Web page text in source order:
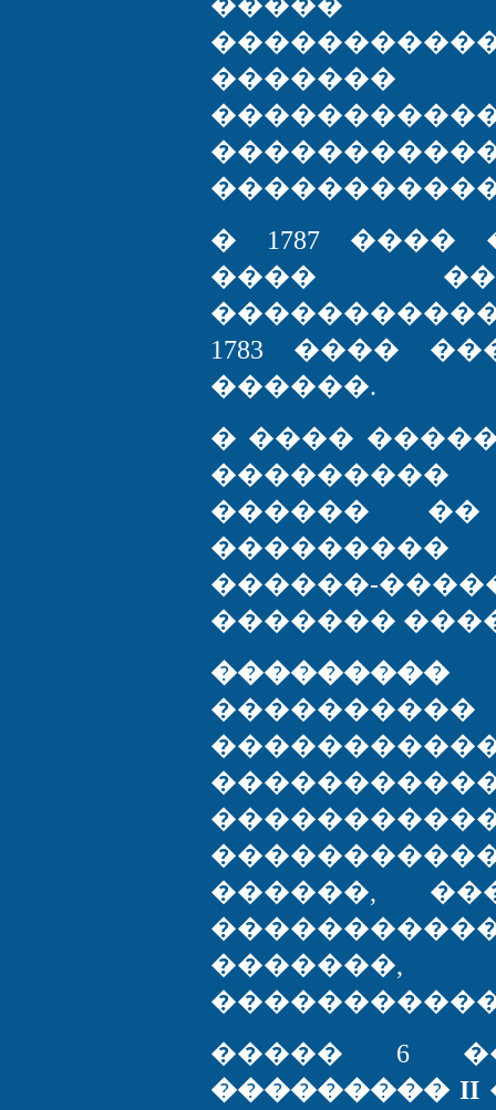
� 1787 ����
���� ��
1783 ����
������.
� ����
���������
������
������-
�������
������,
�������,
����� 6
��������� II